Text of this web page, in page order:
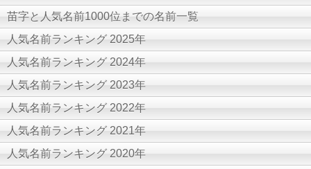
苗字と人気名前1000位までの名前一覧
人気名前ランキング 2025年
人気名前ランキング 2024年
人気名前ランキング 2023年
人気名前ランキング 2022年
人気名前ランキング 2021年
人気名前ランキング 2020年